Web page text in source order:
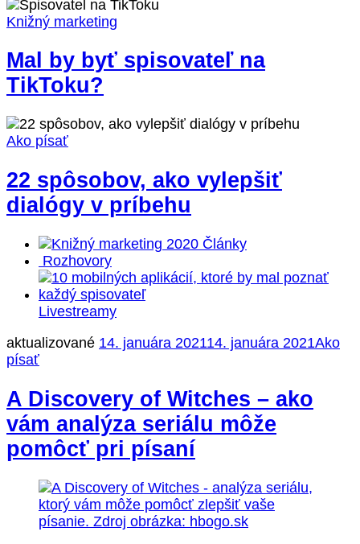
Knižný marketing
Mal by byť spisovateľ na
TikToku?
Ako písať
22 spôsobov, ako vylepšiť
dialógy v príbehu
Články
Rozhovory
Livestreamy
aktualizované 14. januára 202114. januára 2021Ako
písať
A Discovery of Witches – ako
vám analýza seriálu môže
pomôcť pri písaní